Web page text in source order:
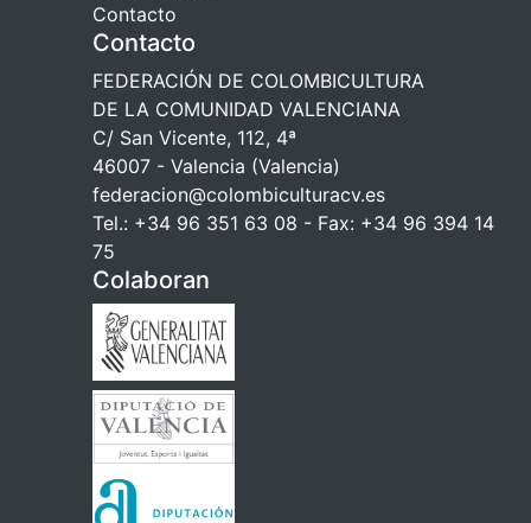
Contacto
Contacto
FEDERACIÓN DE COLOMBICULTURA
DE LA COMUNIDAD VALENCIANA
C/ San Vicente, 112, 4ª
46007 - Valencia (Valencia)
federacion@colombiculturacv.es
Tel.: +34 96 351 63 08 - Fax: +34 96 394 14
75
Colaboran